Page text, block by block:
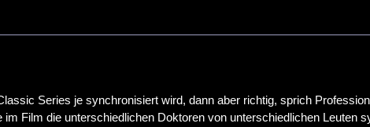
Series je synchronisiert wird, dann aber richtig, sprich
Film die unterschiedlichen Doktoren von unterschiedlichen Leuten